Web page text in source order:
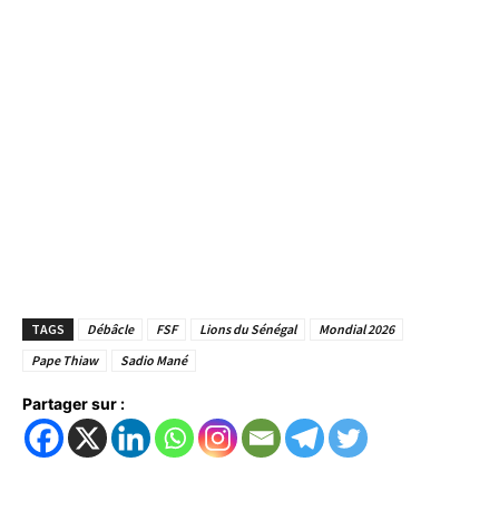
TAGS Débâcle FSF Lions du Sénégal
Mondial 2026
Pape Thiaw
Sadio Mané
Partager sur :